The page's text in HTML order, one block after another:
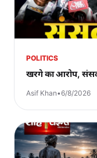
POLITICS
खरगे का आरोप, संसद
Asif Khan•6/8/2026